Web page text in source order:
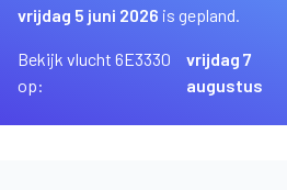
vrijdag 5 juni 2026 is gepland.
Bekijk vlucht 6E3330
op:
vrijdag 7
augustus